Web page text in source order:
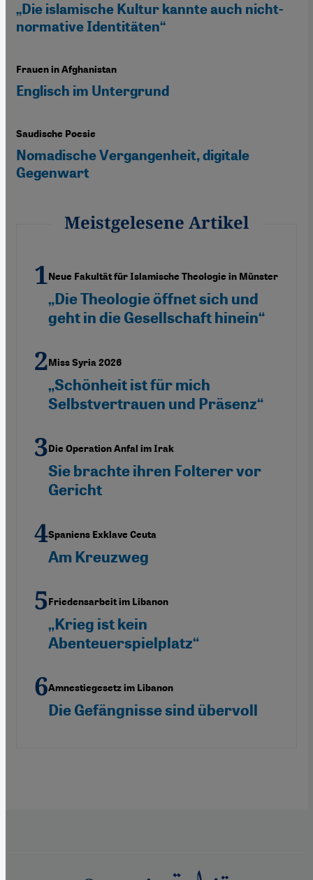
„Die islamische Kultur kannte auch nicht-
normative Identitäten“
Frauen in Afghanistan
Englisch im Untergrund
Saudische Poesie
Nomadische Vergangenheit, digitale
Gegenwart
Meistgelesene Artikel
Neue Fakultät für Islamische Theologie in Münster
„Die Theologie öffnet sich und
geht in die Gesellschaft hinein“
Miss Syria 2026
„Schönheit ist für mich
Selbstvertrauen und Präsenz“
Die Operation Anfal im Irak
Sie brachte ihren Folterer vor
Gericht
Spaniens Exklave Ceuta
Am Kreuzweg
Friedensarbeit im Libanon
„Krieg ist kein
Abenteuerspielplatz“
Amnestiegesetz im Libanon
Die Gefängnisse sind übervoll